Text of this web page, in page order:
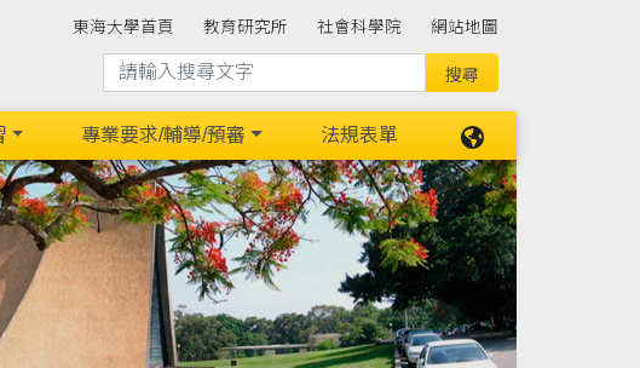
東海大學首頁 教育研究所 社會科學院 網站地圖
專業要求/輔導/預審 法規表單